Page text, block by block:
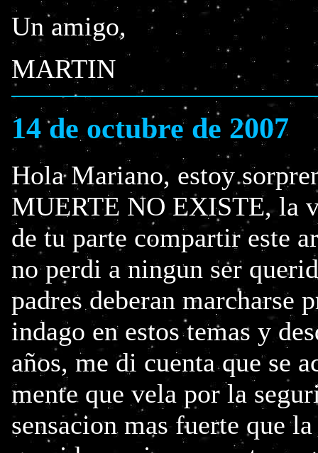
Un amigo,
MARTIN
14 de octubre de 2007
Hola Mariano, estoy
MUERTE NO EXISTE, la
de tu parte compartir este
no perdi a ningun ser
padres deberan marcharse
indago en estos temas y
años, me di cuenta que se
mente que vela por la
sensacion mas fuerte que